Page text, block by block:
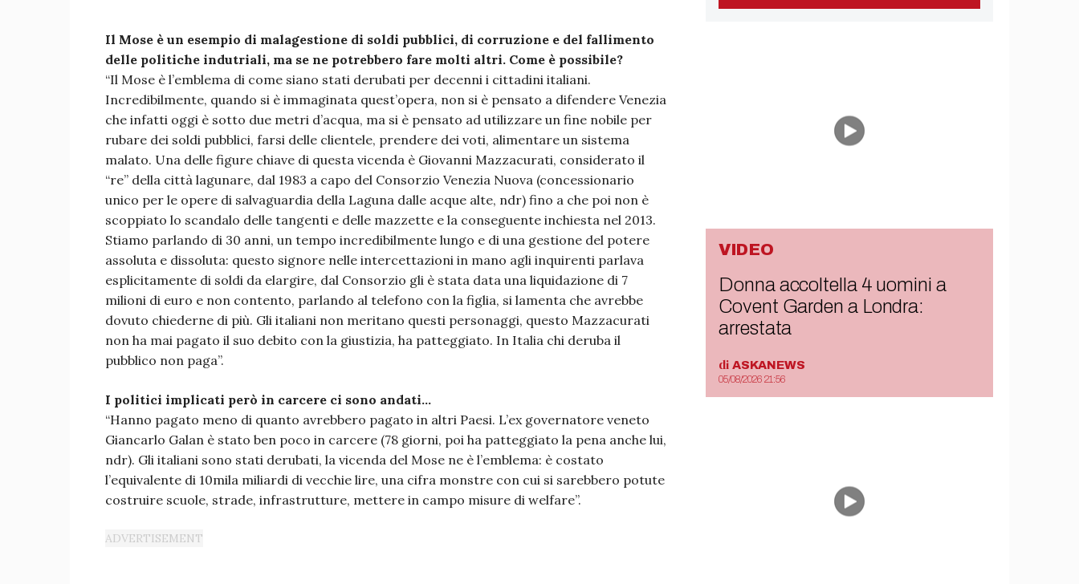
Il Mose è un esempio di malagestione di soldi pubblici, di corruzione e del fallimento
delle politiche indutriali, ma se ne potrebbero fare molti altri. Come è possibile?
“Il Mose è l’emblema di come siano stati derubati per decenni i cittadini italiani.
Incredibilmente, quando si è immaginata quest’opera, non si è pensato a difendere Venezia
che infatti oggi è sotto due metri d’acqua, ma si è pensato ad utilizzare un fine nobile per
rubare dei soldi pubblici, farsi delle clientele, prendere dei voti, alimentare un sistema
malato. Una delle figure chiave di questa vicenda è Giovanni Mazzacurati, considerato il
“re” della città lagunare, dal 1983 a capo del Consorzio Venezia Nuova (concessionario
unico per le opere di salvaguardia della Laguna dalle acque alte, ndr) fino a che poi non è
scoppiato lo scandalo delle tangenti e delle mazzette e la conseguente inchiesta nel 2013.
Stiamo parlando di 30 anni, un tempo incredibilmente lungo e di una gestione del potere
assoluta e dissoluta: questo signore nelle intercettazioni in mano agli inquirenti parlava
esplicitamente di soldi da elargire, dal Consorzio gli è stata data una liquidazione di 7
milioni di euro e non contento, parlando al telefono con la figlia, si lamenta che avrebbe
dovuto chiederne di più. Gli italiani non meritano questi personaggi, questo Mazzacurati
non ha mai pagato il suo debito con la giustizia, ha patteggiato. In Italia chi deruba il
pubblico non paga”.
I politici implicati però in carcere ci sono andati…
“Hanno pagato meno di quanto avrebbero pagato in altri Paesi. L’ex governatore veneto
Giancarlo Galan è stato ben poco in carcere (78 giorni, poi ha patteggiato la pena anche lui,
ndr). Gli italiani sono stati derubati, la vicenda del Mose ne è l’emblema: è costato
l’equivalente di 10mila miliardi di vecchie lire, una cifra monstre con cui si sarebbero potute
costruire scuole, strade, infrastrutture, mettere in campo misure di welfare”.
VIDEO
Donna accoltella 4 uomini a
Covent Garden a Londra:
arrestata
di ASKANEWS
05/08/2026 21:56